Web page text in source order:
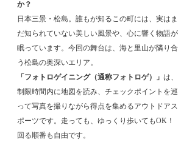
か？
日本三景・松島。誰もが知るこの町には、実はま
だ知られていない美しい風景や、心に響く物語が
眠っています。今回の舞台は、海と里山が隣り合
う松島の奥深いエリア。
「フォトロゲイニング（通称フォトロゲ）」 は、
制限時間内に地図を読み、チェックポイントを巡
って写真を撮りながら得点を集めるアウトドアス
ポーツです。走っても、ゆっくり歩いてもOK！
回る順番も自由です。